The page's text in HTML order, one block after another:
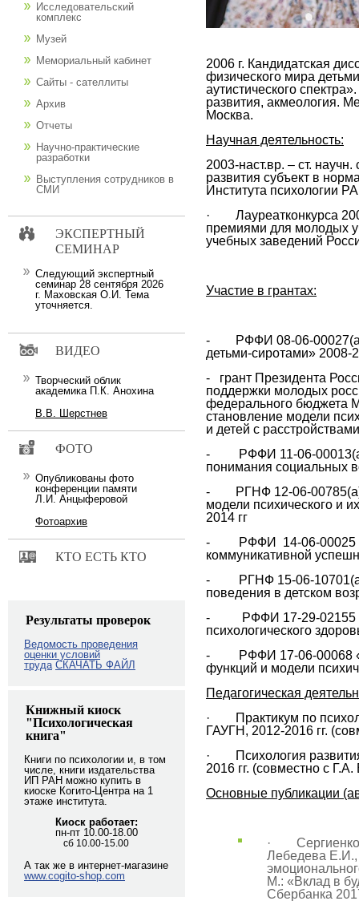
2006 г. Кандидатская
физического мира
аутистического
развития, акмеология.
Москва.
Научная деятельность:
2003-наст.вр. – ст.
развития субъект в
Института психологии
· Лауреатконкурса
премиями для молодых
учебных заведений
Участие в грантах:
- РФФИ 08-06-00027(а)
детьми-сиротами» 2008-
- грант Президента
поддержки молодых
федерального бюджета
становление модели
и детей с
- РФФИ 11-06-00013(а)
понимания социальных
- РГНФ 12-06-00785(а)
модели психического и
2014 гг
- РФФИ 14-06-00025
коммуникативной
- РГНФ 15-06-
поведения в детском
- РФФИ 17-29-02155
психологического
- РФФИ 17-06-00068
функций и модели
Педагогическая
· Практикум по
ГАУГН, 2012-2016 гг.
· Психология
2016 гг. (совместно с
Основные публикации
· Сергиенко
Лебедева
М.: «Вклад в
Сбербанка
Исследовательский
комплекс
Музей
Мемориальный кабинет
Сайты - сателлиты
Архив
Отчеты
Научно-практические
разработки
Выступления сотрудников в
СМИ
ЭКСПЕРТНЫЙ
СЕМИНАР
Следующий экспертный
семинар 28 сентября 2026
г. Маховская О.И. Тема
уточняется.
ВИДЕО
Творческий облик
академика П.К. Анохина
В.В. Шерстнев
ФОТО
Опубликованы фото
конференции памяти
Л.И. Анцыферовой
Фотоархив
КТО ЕСТЬ КТО
Результаты проверок
Ведомость проведения
оценки условий
труда СКАЧАТЬ ФАЙЛ
Книжный киоск
"Психологическая
книга"
Книги по психологии и, в том
числе, книги издательства
ИП РАН можно купить в
киоске Когито-Центра на 1
этаже института.
Киоск работает:
пн-пт 10.00-18.00
сб 10.00-15.00
А так же в интернет-магазине
www.cogito-shop.com